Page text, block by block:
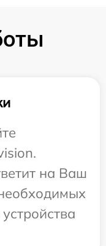
на Ваш